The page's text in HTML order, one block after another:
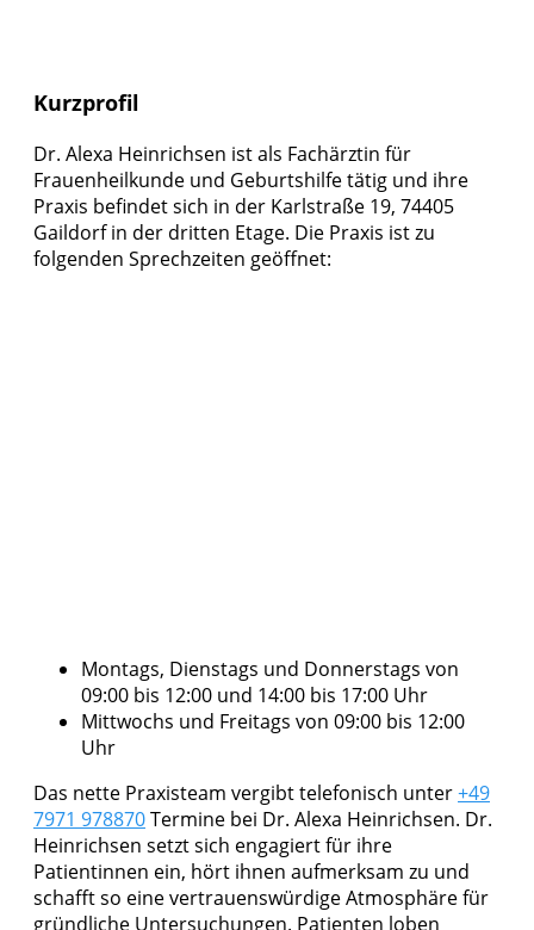
Kurzprofil
Dr. Alexa Heinrichsen ist als Fachärztin für
Frauenheilkunde und Geburtshilfe tätig und ihre
Praxis befindet sich in der Karlstraße 19, 74405
Gaildorf in der dritten Etage. Die Praxis ist zu
folgenden Sprechzeiten geöffnet:
Montags, Dienstags und Donnerstags von
09:00 bis 12:00 und 14:00 bis 17:00 Uhr
Mittwochs und Freitags von 09:00 bis 12:00
Uhr
Das nette Praxisteam vergibt telefonisch unter+49
7971 978870Termine bei Dr. Alexa Heinrichsen. Dr.
Heinrichsen setzt sich engagiert für ihre
Patientinnen ein, hört ihnen aufmerksam zu und
schafft so eine vertrauenswürdige Atmosphäre für
gründliche Untersuchungen. Patienten loben